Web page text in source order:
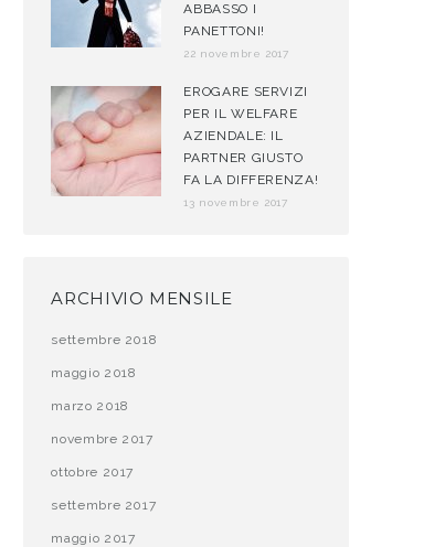
ABBASSO I
PANETTONI!
22 novembre 2017
EROGARE SERVIZI
PER IL WELFARE
AZIENDALE: IL
PARTNER GIUSTO
FA LA DIFFERENZA!
13 novembre 2017
ARCHIVIO MENSILE
settembre 2018
maggio 2018
marzo 2018
novembre 2017
ottobre 2017
settembre 2017
maggio 2017